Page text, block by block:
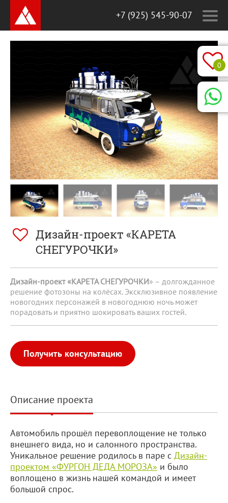
0
+7 (925) 545-90-07
Дизайн-проект «КАРЕТА
СНЕГУРОЧКИ»
Дизайн-проект «КАРЕТА СНЕГУРОЧКИ» – долгожданное
решение фотозоны на колёсах. Эксклюзивное появление
новогодних персонажей в новогоднюю ночь может
порадовать и приятно шокировать ваших гостей.
Получить консультацию
Описание проекта
Автомобиль прошёл перевоплощение не только
внешнего вида, но и салонного пространства.
Уникальное решение родилось в паре с Дизайн-
проектом «ФУРГОН ДЕДА МОРОЗА» и было
воплощено в жизнь нашей командой и имеет
большой спрос.